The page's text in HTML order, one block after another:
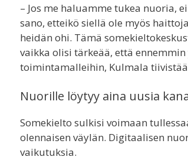
– Jos me haluamme tukea nuoria,
sano, etteikö siellä ole myös
heidän ohi. Tämä
vaikka olisi tärkeää, että
toimintamalleihin, Kulmala
Nuorille löytyy aina uusia
Somekielto sulkisi voimaan
olennaisen väylän. Digitaalisen
vaikutuksia.